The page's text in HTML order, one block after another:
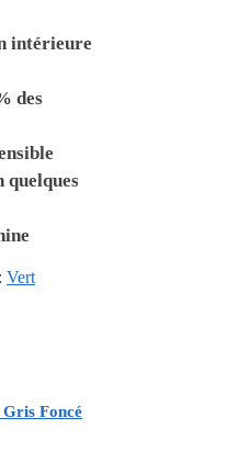
intérieure
des
quelques
Vert
Gris Foncé